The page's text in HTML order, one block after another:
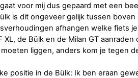
voor mij dus gepaard met een
is dit ongeveer gelijk tussen
afhangen welke fiets
XL, de Bülk en de Milan GT
liggen, anders kom je tegen
positie in de Bülk: Ik ben eraan